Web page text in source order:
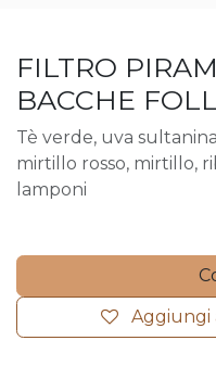
FILTRO
BACCHE
Tè verde, uva
mirtillo rosso, mirtillo,
lamponi
Aggiungi